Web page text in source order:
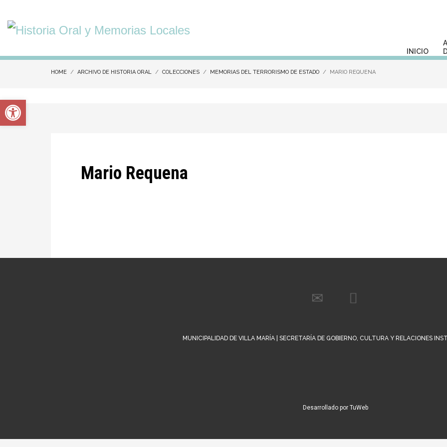
INICIO
HOME ARCHIVO DE HISTORIA ORAL COLECCIONES MEMORIAS DEL TERRORISMO DE ESTADO MARIO REQUENA
Mario Requena
MUNICIPALIDAD DE VILLA MARÍA | SECRETARÍA DE GOBIERNO, CULTURA Y RELACIONES
Desarrollado por TuWeb
Abrir barra de herramientas